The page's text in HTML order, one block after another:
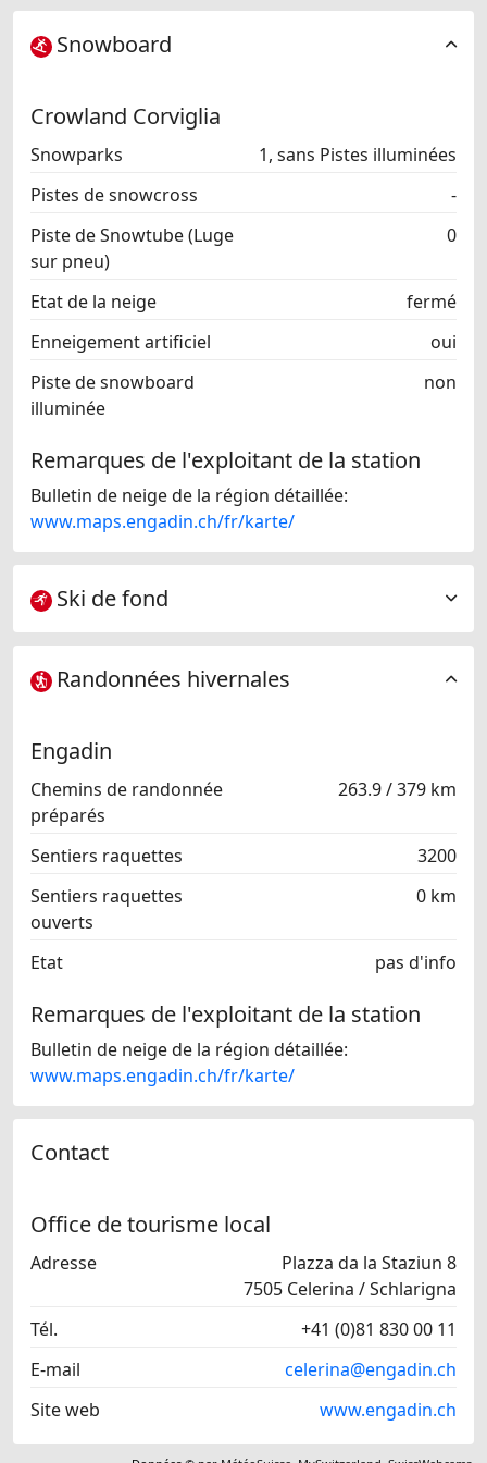
Snowboard
Crowland Corviglia
Snowparks
1, sans Pistes illuminées
Pistes de snowcross
-
Piste de Snowtube (Luge
sur pneu)
0
Etat de la neige
fermé
Enneigement artificiel
oui
Piste de snowboard
illuminée
non
Remarques de l'exploitant de la station
Bulletin de neige de la région détaillée:
www.maps.engadin.ch/fr/karte/
Ski de fond
Randonnées hivernales
Engadin
Chemins de randonnée
préparés
263.9 / 379 km
Sentiers raquettes
3200
Sentiers raquettes
ouverts
0 km
Etat pas d'info
Remarques de l'exploitant de la station
Bulletin de neige de la région détaillée:
www.maps.engadin.ch/fr/karte/
Contact
Office de tourisme local
Adresse
Plazza da la Staziun 8
7505 Celerina / Schlarigna
Tél.
+41 (0)81 830 00 11
E-mail
celerina@engadin.ch
Site web
www.engadin.ch